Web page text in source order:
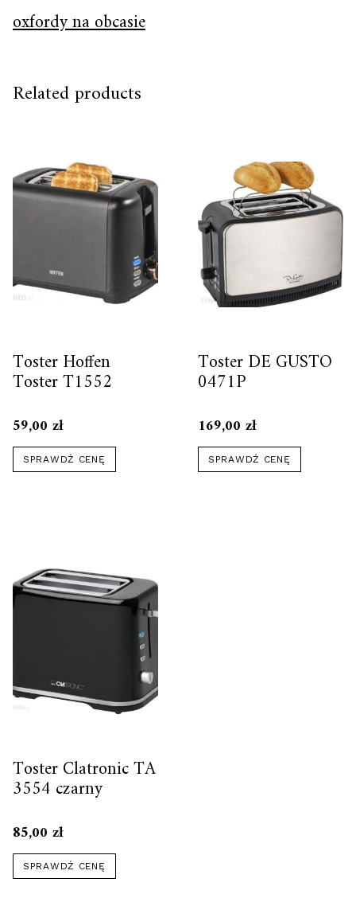
oxfordy na obcasie
Related products
Toster Hoffen
Toster T1552
59,00 zł
SPRAWDŹ CENĘ
Toster DE GUSTO
0471P
169,00 zł
SPRAWDŹ CENĘ
Toster Clatronic TA
3554 czarny
85,00 zł
SPRAWDŹ CENĘ